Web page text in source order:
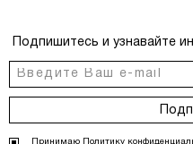
Подпишитесь и узнавайте
Принимаю Политику